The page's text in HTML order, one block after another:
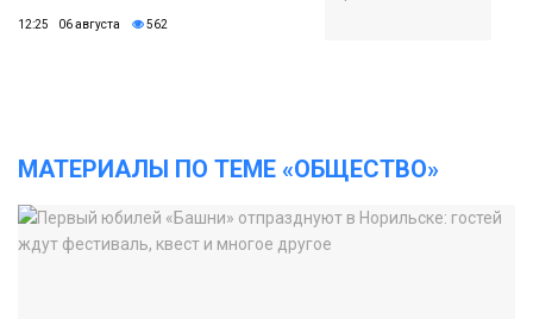
12:25 06 августа 562
МАТЕРИАЛЫ ПО ТЕМЕ «ОБЩЕСТВО»